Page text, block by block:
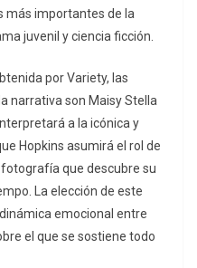
más importantes de la
juvenil y ciencia ficción.
porVariety, las
narrativa son Maisy Stella
a la icónica y
Hopkins asumirá el rol de
que descubre su
La elección de este
emocional entre
el que se sostiene todo